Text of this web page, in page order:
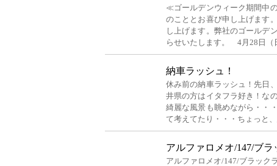
≪ゴールデンウィーク期間中
のこととお喜び申し上げます
し上げます。弊社のゴールデ
らせいたします。 4月28日（
納車ラッシュ！
休み前の納車ラッシュ！先日
井県の方はイタフラ好き！な
綺麗な風景も眺めながら・・
て考えてたり・・・ちょっと
アルファロメオ/147/ブ
アルファロメオ/147/ブラック